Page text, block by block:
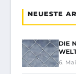
NEUESTE
DIE
6.